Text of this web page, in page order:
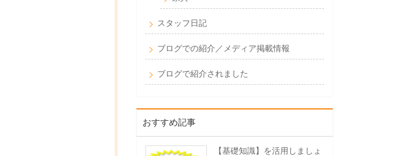
スタッフ日記
ブログでの紹介／メディア掲載情報
ブログで紹介されました
おすすめ記事
【基礎知識】を活用しましょ